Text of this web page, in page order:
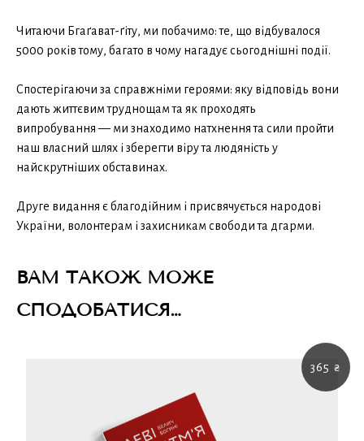
Читаючи Бгаґават-ґіту, ми побачимо: те, що відбувалося
5000 років тому, багато в чому нагадує сьогоднішні події.
Спостерігаючи за справжніми героями: яку відповідь вони
дають життєвим труднощам та як проходять
випробування — ми знаходимо натхнення та сили пройти
наш власний шлях і зберегти віру та людяність у
найскрутніших обставинах.
Друге видання є благодійним і присвячується народові
України, волонтерам і захисникам свободи та дгарми.
ВАМ ТАКОЖ МОЖЕ
СПОДОБАТИСЯ…
365 ₴